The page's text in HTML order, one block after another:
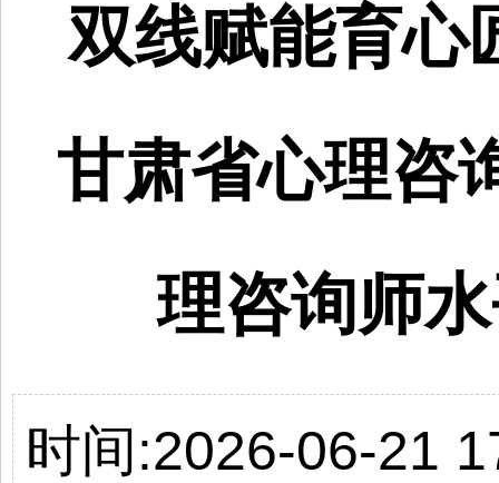
双线赋能育心
甘肃省心理咨
理咨询师
时间:2026-06-21